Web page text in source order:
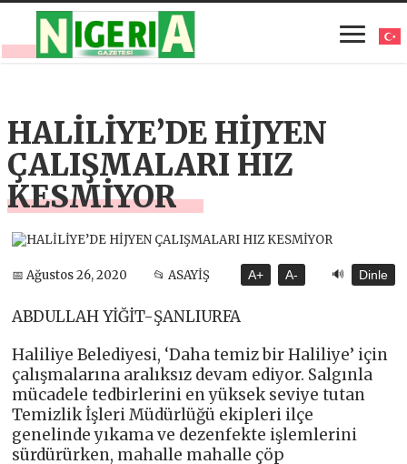
HALİLİYE’DE HİJYEN
ÇALIŞMALARI HIZ
KESMİYOR
📅 Ağustos 26, 2020 📂 ASAYİŞ A+ A- 🔊 Dinle
ABDULLAH YİĞİT-ŞANLIURFA
Haliliye Belediyesi, ‘Daha temiz bir Haliliye’ için
çalışmalarına aralıksız devam ediyor. Salgınla
mücadele tedbirlerini en yüksek seviye tutan
Temizlik İşleri Müdürlüğü ekipleri ilçe
genelinde yıkama ve dezenfekte işlemlerini
sürdürürken, mahalle mahalle çöp